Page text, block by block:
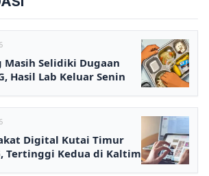
Masih Selidiki Dugaan
Hasil Lab Keluar Senin
Digital Kutai Timur
Tertinggi Kedua di Kaltim